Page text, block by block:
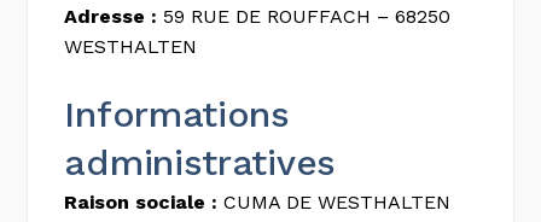
Adresse : 59 RUE DE ROUFFACH – 68250
WESTHALTEN
Informations
administratives
Raison sociale : CUMA DE WESTHALTEN